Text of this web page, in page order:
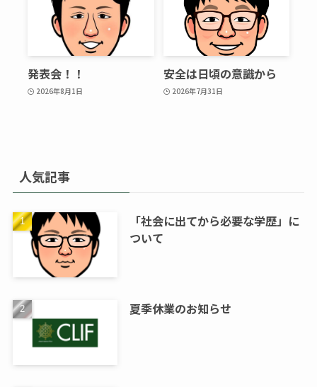
発表会！！
2026年8月1日
安全は日頃の意識から
2026年7月31日
人気記事
「社会に出てから必要な学歴」に
ついて
夏季休業のお知らせ